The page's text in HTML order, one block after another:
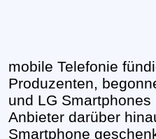
mobile Telefonie
Produzenten,
und LG
Anbieter darüber
Smartphone